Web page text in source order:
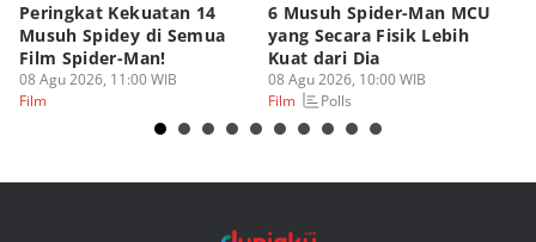
Peringkat Kekuatan 14
Musuh Spidey di Semua
Film Spider-Man!
08 Agu 2026, 11:00 WIB
Film
6 Musuh Spider-Man MCU
yang Secara Fisik Lebih
Kuat dari Dia
08 Agu 2026, 10:00 WIB
Film
Polls